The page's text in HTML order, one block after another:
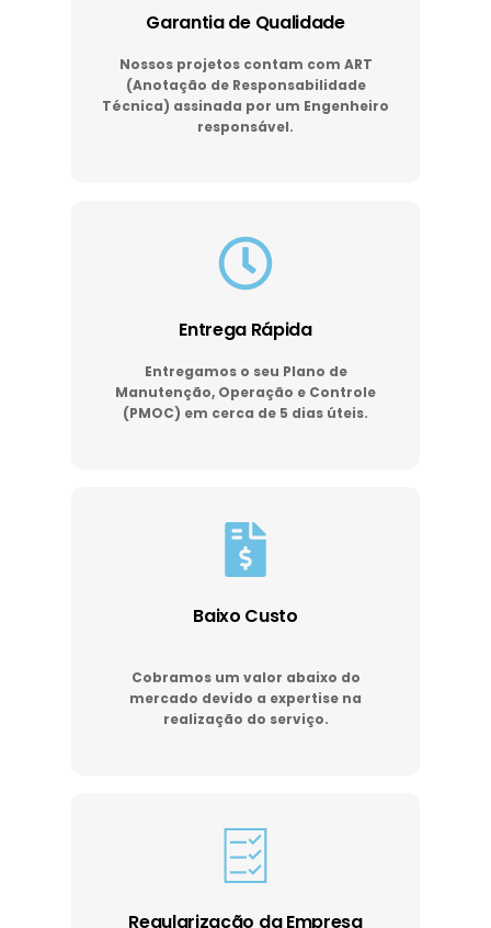
Garantia de Qualidade
Nossos projetos contam com ART
(Anotação de Responsabilidade
Técnica) assinada por um Engenheiro
responsável.
Entrega Rápida
Entregamos o seu Plano de
Manutenção, Operação e Controle
(PMOC) em cerca de 5 dias úteis.
Baixo Custo
Cobramos um valor abaixo do
mercado devido a expertise na
realização do serviço.
Regularização da Empresa